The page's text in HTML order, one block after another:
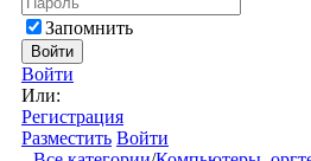
Запомнить
Войти
Войти
Или:
Регистрация
Разместить Войти